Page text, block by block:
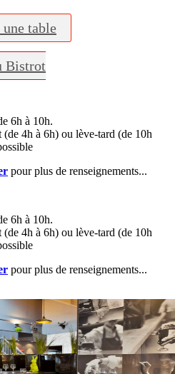
une table
Bistrot
6h à 10h.
(de 4h à 6h) ou lève-tard (de 10h
pour plus de renseignements...
6h à 10h.
(de 4h à 6h) ou lève-tard (de 10h
pour plus de renseignements...